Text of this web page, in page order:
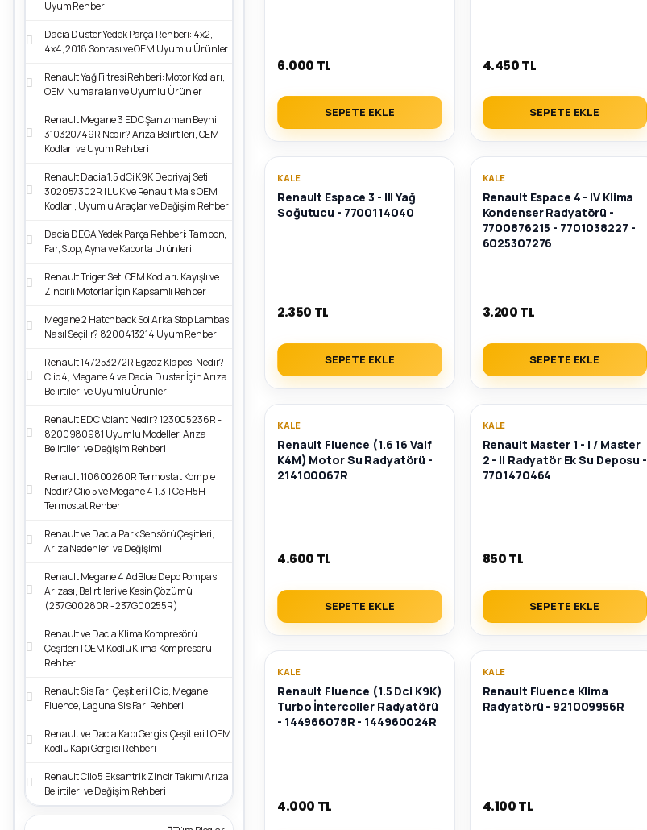
Uyum Rehberi
Dacia Duster Yedek Parça Rehberi: 4x2,
4x4, 2018 Sonrası ve OEM Uyumlu Ürünler
Renault Yağ Filtresi Rehberi: Motor Kodları,
OEM Numaraları ve Uyumlu Ürünler
Renault Megane 3 EDC Şanzıman Beyni
310320749R Nedir? Arıza Belirtileri, OEM
Kodları ve Uyum Rehberi
Renault Dacia 1.5 dCi K9K Debriyaj Seti
302057302R | LUK ve Renault Mais OEM
Kodları, Uyumlu Araçlar ve Değişim Rehberi
Dacia DEGA Yedek Parça Rehberi: Tampon,
Far, Stop, Ayna ve Kaporta Ürünleri
Renault Triger Seti OEM Kodları: Kayışlı ve
Zincirli Motorlar İçin Kapsamlı Rehber
Megane 2 Hatchback Sol Arka Stop Lambası
Nasıl Seçilir? 8200413214 Uyum Rehberi
Renault 147253272R Egzoz Klapesi Nedir?
Clio 4, Megane 4 ve Dacia Duster İçin Arıza
Belirtileri ve Uyumlu Ürünler
Renault EDC Volant Nedir? 123005236R -
8200980981 Uyumlu Modeller, Arıza
Belirtileri ve Değişim Rehberi
Renault 110600260R Termostat Komple
Nedir? Clio 5 ve Megane 4 1.3 TCe H5H
Termostat Rehberi
Renault ve Dacia Park Sensörü Çeşitleri,
Arıza Nedenleri ve Değişimi
Renault Megane 4 AdBlue Depo Pompası
Arızası, Belirtileri ve Kesin Çözümü
(237G00280R - 237G00255R)
Renault ve Dacia Klima Kompresörü
Çeşitleri | OEM Kodlu Klima Kompresörü
Rehberi
Renault Sis Farı Çeşitleri | Clio, Megane,
Fluence, Laguna Sis Farı Rehberi
Renault ve Dacia Kapı Gergisi Çeşitleri | OEM
Kodlu Kapı Gergisi Rehberi
Renault Clio 5 Eksantrik Zincir Takımı Arıza
Belirtileri ve Değişim Rehberi
6.000 TL
SEPETE EKLE
4.450 TL
SEPETE EKLE
KALE
Renault Espace 3 - III Yağ
Soğutucu - 7700114040
2.350 TL
SEPETE EKLE
KALE
Renault Espace 4 - IV Klima
Kondenser Radyatörü -
7700876215 - 7701038227 -
6025307276
3.200 TL
SEPETE EKLE
KALE
Renault Fluence (1.6 16 Valf
K4M) Motor Su Radyatörü -
214100067R
4.600 TL
SEPETE EKLE
KALE
Renault Master 1 - I / Master
2 - II Radyatör Ek Su Deposu -
7701470464
850 TL
SEPETE EKLE
KALE
Renault Fluence (1.5 Dci K9K)
Turbo İntercoller Radyatörü
- 144966078R - 144960024R
4.000 TL
KALE
Renault Fluence Klima
Radyatörü - 921009956R
4.100 TL